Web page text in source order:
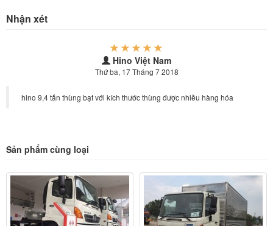
Nhận xét
Hino Việt Nam
Thứ ba, 17 Tháng 7 2018
hino 9,4 tấn thùng bạt với kích thước thùng được nhiều hàng hóa
Sản phẩm cùng loại